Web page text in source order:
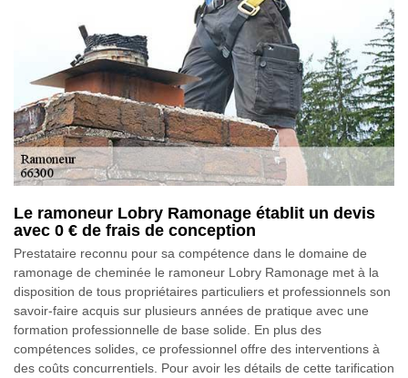
Le ramoneur Lobry Ramonage établit un devis
avec 0 € de frais de conception
Prestataire reconnu pour sa compétence dans le domaine de
ramonage de cheminée le ramoneur Lobry Ramonage met à la
disposition de tous propriétaires particuliers et professionnels son
savoir-faire acquis sur plusieurs années de pratique avec une
formation professionnelle de base solide. En plus des
compétences solides, ce professionnel offre des interventions à
des coûts concurrentiels. Pour avoir les détails de cette tarification